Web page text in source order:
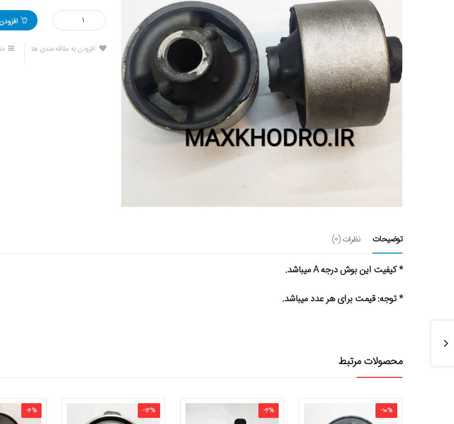
مقدار
بوش
گرد افزودن به علاقه مندی ها
توضیحات نظرات (0)
* کیفیت این بوش درجه A میباشد.
* توجه: قیمت برای هر عدد میباشد.
محصولات مرتبط
-10%
-4%
-12%
-6%